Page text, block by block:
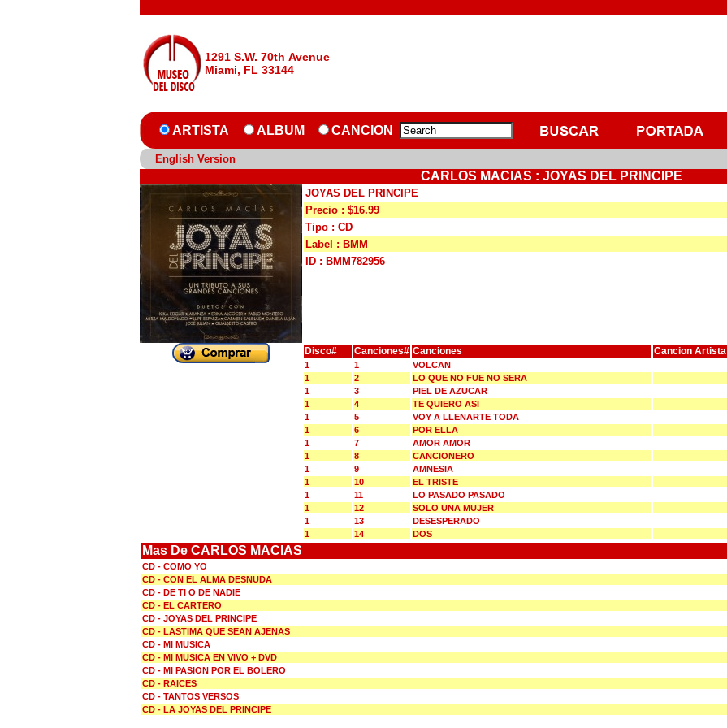
1291 S.W. 70th Avenue
Miami, FL 33144
ARTISTA ALBUM CANCION
English Version
CARLOS MACIAS : JOYAS DEL PRINCIPE
JOYAS DEL PRINCIPE
Precio : $16.99
Tipo : CD
Label : BMM
ID : BMM782956
Disco# Canciones# Canciones Cancion Artista
1 1
VOLCAN
1
2
LO QUE NO FUE NO SERA
1
3
PIEL DE AZUCAR
1
4
TE QUIERO ASI
1
5
VOY A LLENARTE TODA
1
6
POR ELLA
1
7
AMOR AMOR
1
8
CANCIONERO
1
9
AMNESIA
1
10
EL TRISTE
1
11
LO PASADO PASADO
1
12
SOLO UNA MUJER
1
13
DESESPERADO
1
14 DOS
Mas De CARLOS MACIAS
CD - COMO YO
CD - CON EL ALMA DESNUDA
CD - DE TI O DE NADIE
CD - EL CARTERO
CD - JOYAS DEL PRINCIPE
CD - LASTIMA QUE SEAN AJENAS
CD - MI MUSICA
CD - MI MUSICA EN VIVO + DVD
CD - MI PASION POR EL BOLERO
CD - RAICES
CD - TANTOS VERSOS
CD - LA JOYAS DEL PRINCIPE